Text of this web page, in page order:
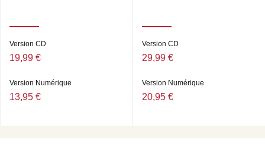
Version CD
19,99 €
Version Numérique
13,95 €
Version CD
29,99 €
Version Numérique
20,95 €